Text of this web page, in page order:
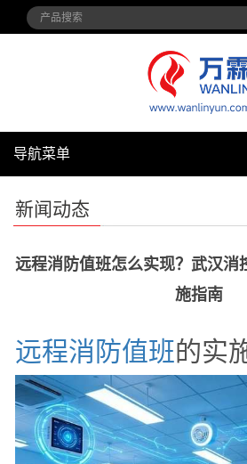
导航菜单
新闻动态
远程消防值班怎么实现？武汉消
施指南
远程消防值班的实